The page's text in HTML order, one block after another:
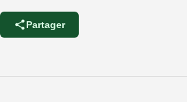
Partager